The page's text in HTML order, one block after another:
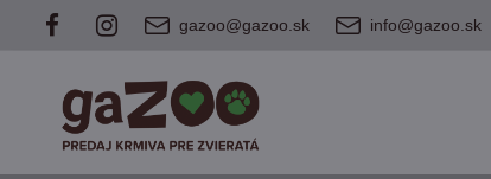
gazoo@gazoo.sk info@gazoo.sk